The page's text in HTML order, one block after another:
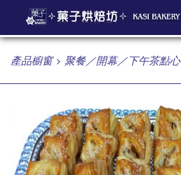
產品櫥窗 聚餐／開幕／下午茶點心